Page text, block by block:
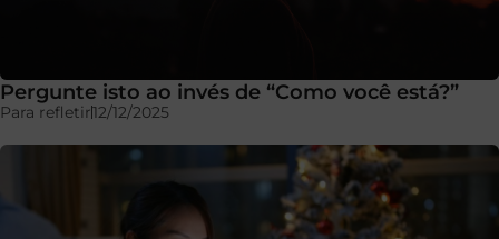
Pergunte isto ao invés de “Como você está?”
Para refletir12/12/2025